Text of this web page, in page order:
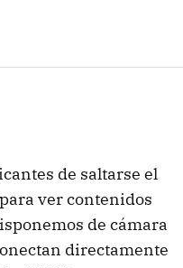
de saltarse el
ver contenidos
de cámara
directamente